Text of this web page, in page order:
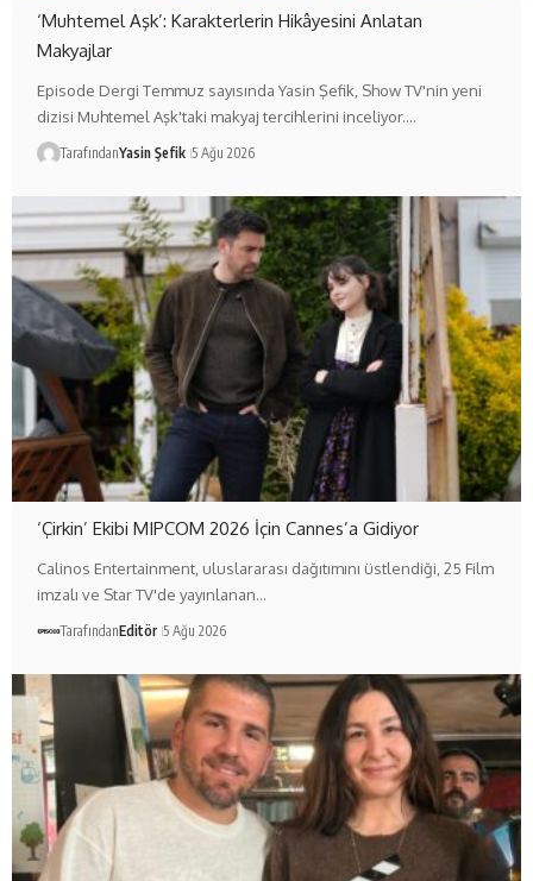
‘Muhtemel Aşk’: Karakterlerin Hikâyesini Anlatan
Makyajlar
Episode Dergi Temmuz sayısında Yasin Şefik, Show TV'nin yeni
dizisi Muhtemel Aşk'taki makyaj tercihlerini inceliyor.…
TarafındanYasin Şefik 5 Ağu 2026
‘Çirkin’ Ekibi MIPCOM 2026 İçin Cannes’a Gidiyor
Calinos Entertainment, uluslararası dağıtımını üstlendiği, 25 Film
imzalı ve Star TV'de yayınlanan…
TarafındanEditör 5 Ağu 2026